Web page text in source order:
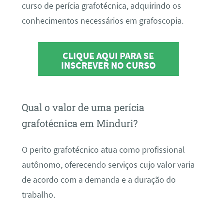
curso de perícia grafotécnica, adquirindo os
conhecimentos necessários em grafoscopia.
CLIQUE AQUI PARA SE
INSCREVER NO CURSO
Qual o valor de uma perícia
grafotécnica em Minduri?
O perito grafotécnico atua como profissional
autônomo, oferecendo serviços cujo valor varia
de acordo com a demanda e a duração do
trabalho.